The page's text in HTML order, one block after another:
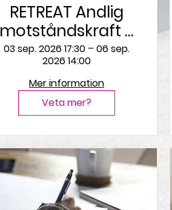
RETREAT Andlig
motståndskraft –
överlåtelsens
skenbara
självklarhet
03 sep. 2026 17:30 – 06 sep.
2026 14:00
Mer information
Veta mer?